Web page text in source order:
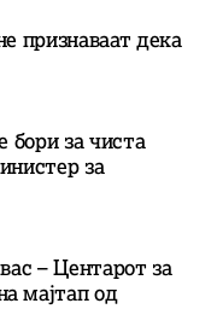
признаваат дека
бори за чиста
за
– Центарот за
мајтап од